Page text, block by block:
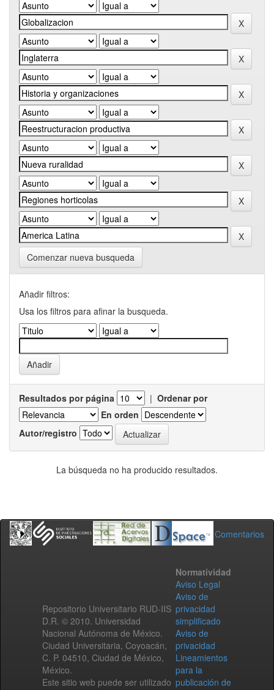
Comenzar nueva busqueda
Añadir filtros:
Usa los filtros para afinar la busqueda.
Resultados por página | Ordenar por
En orden
Autor/registro
La búsqueda no ha producido resultados.
Comentarios
Repositorio Universitario RUD-IIS
D.R. © 2010. Universidad
Nacional Autónoma de México.
Ciudad Universitaria, Coyoacán,
C. P. 04510, Ciudad de México,
México.
Este sitio web puede ser utilizado
Normatividad
Aviso Legal
Aviso de
privacidad
simplificado
Aviso de
privacidad
Lineamientos
para la
publicación de